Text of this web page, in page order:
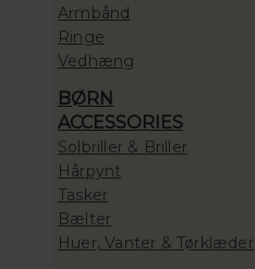
Armbånd
Ringe
Vedhæng
BØRN
ACCESSORIES
Solbriller & Briller
Hårpynt
Tasker
Bælter
Huer, Vanter & Tørklæder